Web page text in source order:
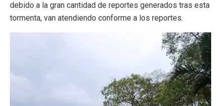
debido a la gran cantidad de reportes generados tras esta
tormenta, van atendiendo conforme a los reportes.